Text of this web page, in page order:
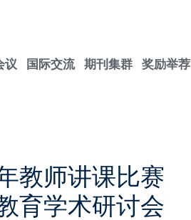
议 国际交流 期刊集群 奖励举荐
教师讲课比赛
育学术研讨会